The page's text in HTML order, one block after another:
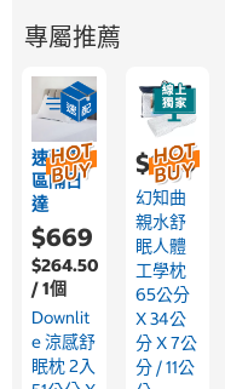
專屬推薦
速配限
區隔日
達
$669
$264.50
/ 1個
Downlit
E 涼感舒
眠枕 2入
$999
幻知曲
親水舒
眠人體
工學枕
65公分
X 34公
分 X 7公
分 / 11公